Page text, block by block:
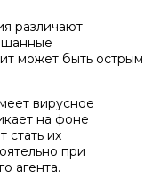
различают
может быть острым
вирусное
на фоне
стать их
при
агента.